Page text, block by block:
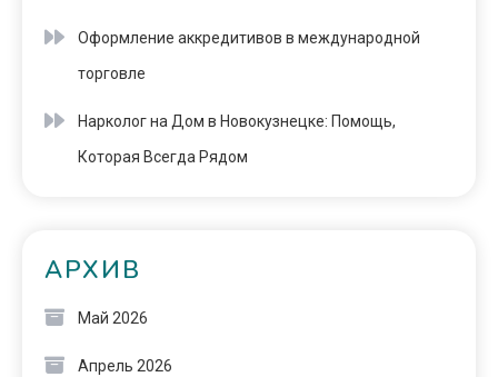
Оформление аккредитивов в международной
торговле
Нарколог на Дом в Новокузнецке: Помощь,
Которая Всегда Рядом
АРХИВ
Май 2026
Апрель 2026